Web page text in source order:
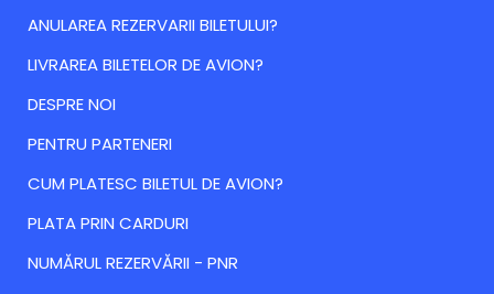
ANULAREA REZERVARII BILETULUI?
LIVRAREA BILETELOR DE AVION?
DESPRE NOI
PENTRU PARTENERI
CUM PLATESC BILETUL DE AVION?
PLATA PRIN CARDURI
NUMĂRUL REZERVĂRII - PNR